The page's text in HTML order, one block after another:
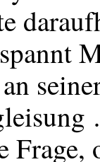
Frage,